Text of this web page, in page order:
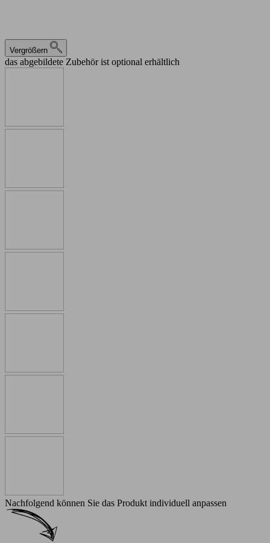
Vergrößern
das abgebildete Zubehör ist optional erhältlich
Nachfolgend können Sie das Produkt individuell anpassen